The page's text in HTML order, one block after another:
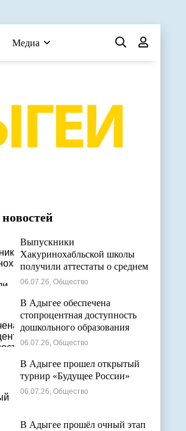
Медиа
Выпускники
Хакуринохабльской школы
получили аттестаты о среднем
общем образовании
06.07.26, Общество
В Адыгее обеспечена
стопроцентная доступность
дошкольного образования
06.07.26, Общество
В Адыгее прошел открытый
турнир «Будущее России»
06.07.26, Общество
В Адыгее прошёл очный этап